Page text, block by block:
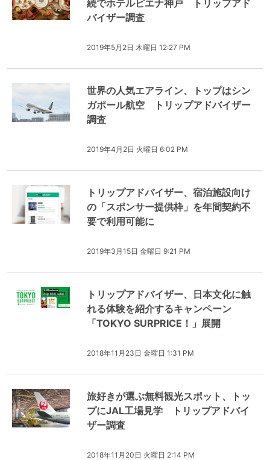
続でホテルピエナ神戸 トリップアド
バイザー調査
2019年5月2日 木曜日 12:27 PM
世界の人気エアライン、トップはシン
ガポール航空 トリップアドバイザー
調査
2019年4月2日 火曜日 6:02 PM
トリップアドバイザー、宿泊施設向け
の「スポンサー提供枠」を年間契約不
要で利用可能に
2019年3月15日 金曜日 9:21 PM
トリップアドバイザー、日本文化に触
れる体験を紹介するキャンペーン
「TOKYO SURPRICE！」展開
2018年11月23日 金曜日 1:31 PM
旅好きが選ぶ無料観光スポット、トッ
プにJAL工場見学 トリップアドバイ
ザー調査
2018年11月20日 火曜日 2:14 PM